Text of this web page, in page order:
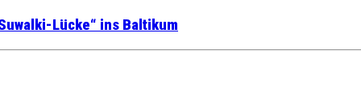
Lücke“ ins Baltikum